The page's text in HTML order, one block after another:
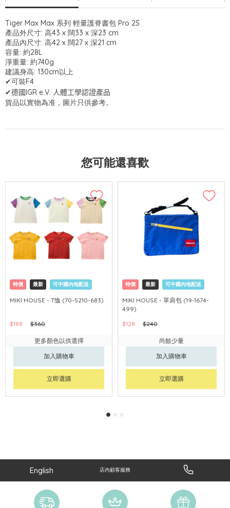
Tiger Max Max 系列 輕量護脊書包 Pro 2S
產品外尺寸: 高43 x 闊33 x 深23 cm
產品內尺寸: 高42 x 闊27 x 深21 cm
容量: 約28L
淨重量: 約740g
建議身高: 130cm以上
✔可裝F4
✔德國IGR e.V. 人體工學認證產品
貨品以實物為准，圖片只供參考。
您可能還喜歡
特價 最新 可中國內地配送
MIKI HOUSE - T恤 (70-5210-683)
$188 $360
更多顏色以供選擇
加入購物車
立即選購
特價 最新 可中國內地配送
MIKI HOUSE - 單肩包 (19-1674-
499)
$128
$240
尚餘少量
加入購物車
立即選購
English 店內顧客服務